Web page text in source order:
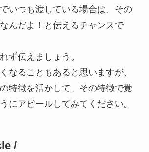
いつも渡している場合は、その
んだよ！と伝えるチャンスで
ず伝えましょう。
なることもあると思いますが、
特徴を活かして、その特徴で覚
にアピールしてみてください。
/